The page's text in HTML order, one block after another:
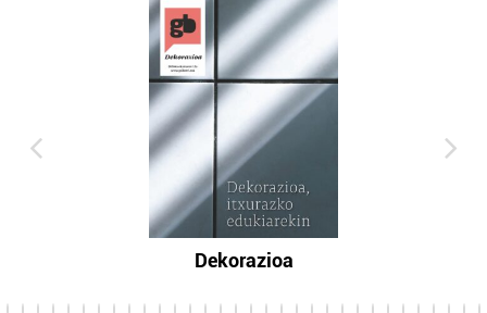
Dekorazioa